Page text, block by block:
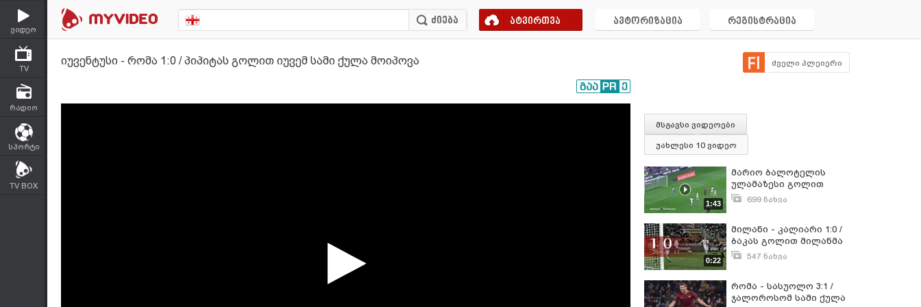
ვიდეო
TV
რადიო
სპორტი
TV BOX
ატვირთვა ავტორიზაცია რეგისტრაცია
იუვენტუსი - რომა 1:0 / პიპიტას გოლით იუვემ სამი ქულა მოიპოვა ძველი პლეიერი
მსგავსი ვიდეოები
უახლესი 10 ვიდეო
1:43
მარიო ბალოტელის
ულამაზესი გოლით
,,ნიცამ'' სამი ქულა
699 ნახვა
0:22
მილანი - კალიარი 1:0 /
ბაკას გოლით მილანმა
სამი ქულა მოიპოვა
547 ნახვა
რომა - სასუოლო 3:1 /
ჯალოროსომ სამი ქულა